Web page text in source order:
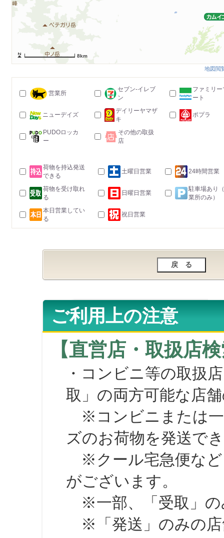
8km
地図閲
営業所
セブン-イレブ
ン
ファミリー
ート
ニューデイズ
デイリーヤマザ
キ
ポプラ
PUDOロッカ
ー
その他の取扱
店
荷物を持込発送
できる
土曜日営業 24時間営業
荷物を受け取れ
る
日曜日営業
駐車場あり
業所のみ）
本日営業してい
る
祝日営業
ご利用上の注意
【直営店・取扱店
・コンビニ等の取扱
取」の両方可能な店
※コンビニまたは一
ズのお荷物を発送で
※クール宅急便など
がございます。
※一部、「受取」の
※「発送」のみの店